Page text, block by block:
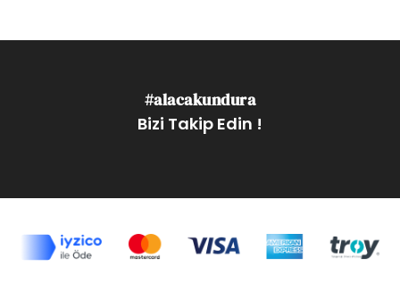
#alacakundura
Bizi Takip Edin !